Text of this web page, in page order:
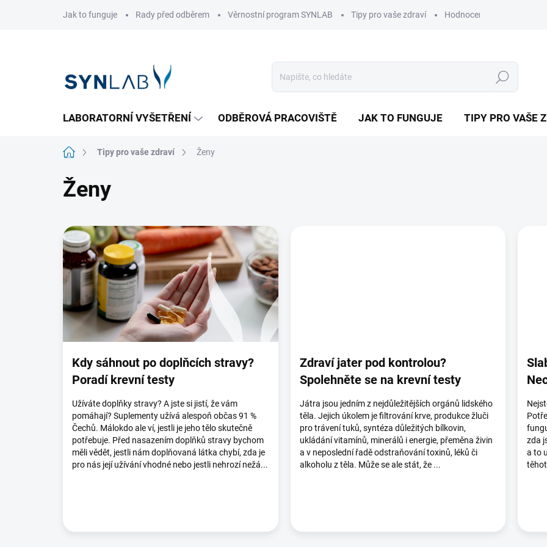
Jak to funguje Rady před odběrem Věrnostní program SYNLAB Tipy pro vaše zdraví Hodnocení obchodu
Hledat
LABORATORNÍ VYŠETŘENÍ ODBĚROVÁ PRACOVIŠTĚ JAK TO FUNGUJE TIPY PRO VAŠE
Domů Tipy pro vaše zdraví Ženy
Ženy
V
ý
p
i
s
l
á
k
Kdy sáhnout po doplňcích stravy?
Poradí krevní testy
Užíváte doplňky stravy? A jste si jistí, že vám
pomáhají? Suplementy užívá alespoň občas 91 %
Čechů. Málokdo ale ví, jestli je jeho tělo skutečně
potřebuje. Před nasazením doplňků stravy bychom
měli vědět, jestli nám doplňovaná látka chybí, zda je
pro nás její užívání vhodné nebo jestli nehrozí nežá...
Zdraví jater pod kontrolou?
Spolehněte se na krevní testy
Játra jsou jedním z nejdůležitějších orgánů lidského
těla. Jejich úkolem je filtrování krve, produkce žluči
pro trávení tuků, syntéza důležitých bílkovin,
ukládání vitamínů, minerálů i energie, přeměna živin
a v neposlední řadě odstraňování toxinů, léků či
alkoholu z těla. Může se ale stát, že ...
zda
a to